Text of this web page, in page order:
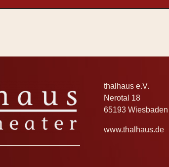
thalhaus e.V.
Nerotal 18
65193 Wiesbaden
www.thalhaus.de